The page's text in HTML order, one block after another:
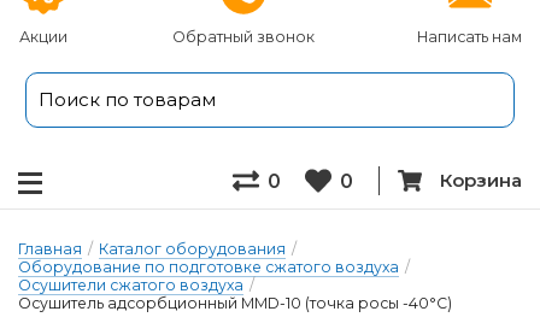
Акции Обратный звонок Написать нам
0 0 Корзина
Главная / Каталог оборудования /
Оборудование по подготовке сжатого воздуха /
Осушители сжатого воздуха /
Осушитель адсорбционный MMD-10 (точка росы -40°С)